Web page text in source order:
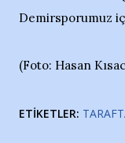
Demirsporumuz
(Foto: Hasan
ETIKETLER: